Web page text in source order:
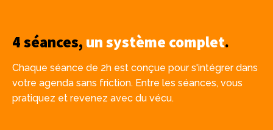
4 séances, un système complet.
Chaque séance de 2h est conçue pour s'intégrer dans
votre agenda sans friction. Entre les séances, vous
pratiquez et revenez avec du vécu.